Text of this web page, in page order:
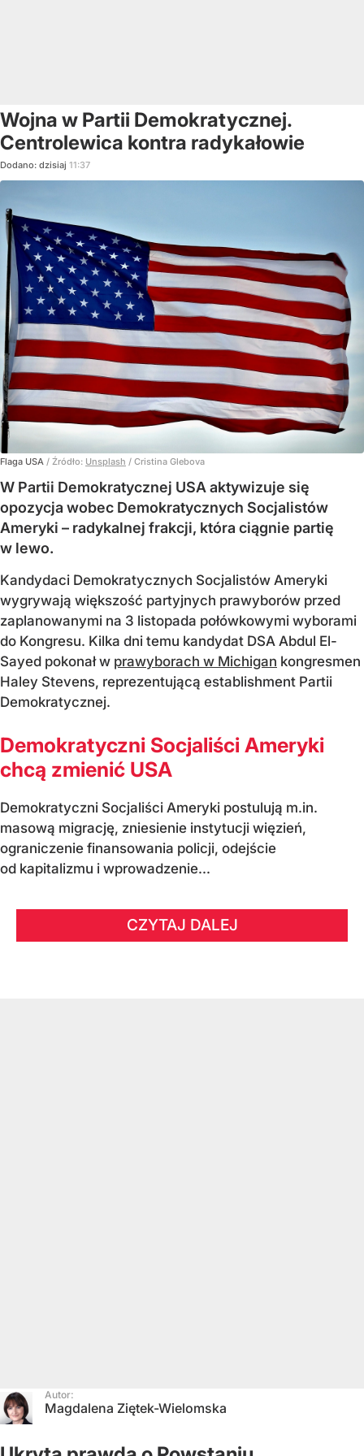
Wojna w Partii Demokratycznej.
Centrolewica kontra radykałowie
Dodano: dzisiaj 11:37
Flaga USA / Źródło: Unsplash / Cristina Glebova
W Partii Demokratycznej USA aktywizuje się
opozycja wobec Demokratycznych Socjalistów
Ameryki – radykalnej frakcji, która ciągnie partię
w lewo.
Kandydaci Demokratycznych Socjalistów Ameryki
wygrywają większość partyjnych prawyborów przed
zaplanowanymi na 3 listopada połówkowymi wyborami
do Kongresu. Kilka dni temu kandydat DSA Abdul El-
Sayed pokonał w prawyborach w Michigan kongresmen
Haley Stevens, reprezentującą establishment Partii
Demokratycznej.
Demokratyczni Socjaliści Ameryki
chcą zmienić USA
Demokratyczni Socjaliści Ameryki postulują m.in.
masową migrację, zniesienie instytucji więzień,
ograniczenie finansowania policji, odejście
od kapitalizmu i wprowadzenie...
CZYTAJ DALEJ
Autor:
Magdalena Ziętek-Wielomska